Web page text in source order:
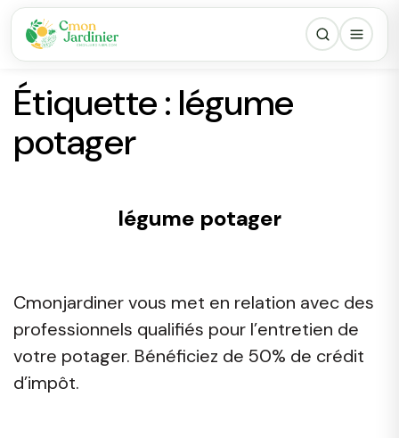
Étiquette : légume
potager
légume potager
Cmonjardiner vous met en relation avec des
professionnels qualifiés pour l’entretien de
votre potager. Bénéficiez de 50% de crédit
d’impôt.